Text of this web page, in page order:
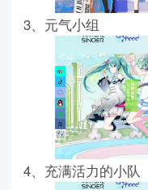
3、元气小组
4、充满活力的小队